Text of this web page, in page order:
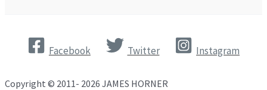
Facebook Twitter Instagram
Copyright © 2011- 2026 JAMES HORNER